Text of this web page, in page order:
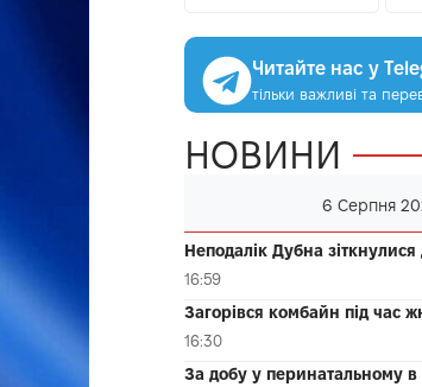
Читайте нас у
тільки важливі та
НОВИНИ
6 Серпня
Неподалік Дубна зіткнулися
16:59
Загорівся комбайн під час
16:30
За добу у перинатальному в